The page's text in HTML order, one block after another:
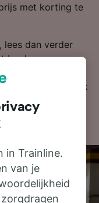
met korting te
lees dan verder
boeken van
vragen, zoals
boeken? Zoek
in Trainline.
van je